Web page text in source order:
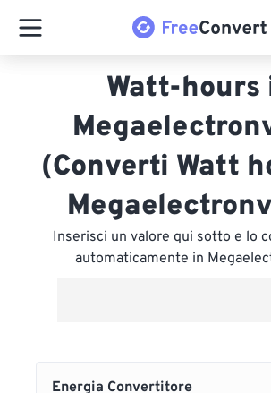
Watt-hours
(Converti Watt
Inserisci un valore qui sotto e lo
automaticamente in